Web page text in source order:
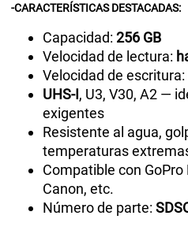
-CARACTERÍSTICAS DESTACADAS:
Capacidad: 256 GB
Velocidad de lectura:
Velocidad de escritura:
UHS-I, U3, V30, A2 —
exigentes
Resistente al agua,
temperaturas
Compatible con GoPro
Canon, etc.
Número de parte: